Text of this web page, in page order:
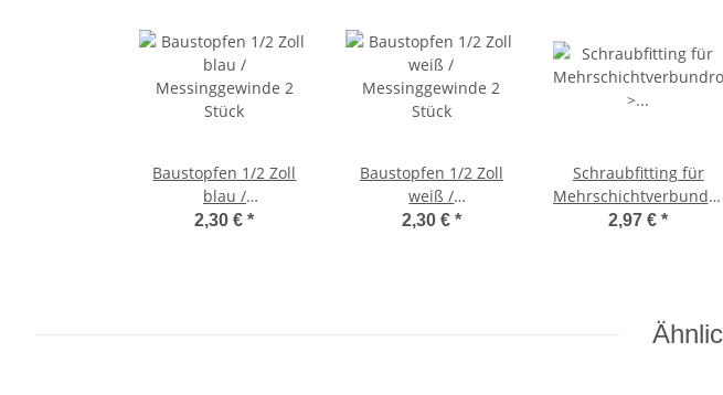
Baustopfen 1/2 Zoll
blau /
Messinggewinde 2
2,30 €*
Baustopfen 1/2 Zoll
weiß /
Messinggewinde 2
2,30 € *
Schraubfitting für
> Montageplatte aus
2,97 €*